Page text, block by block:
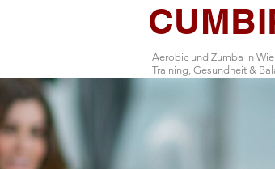
Aerobic und Zumba in
Training, Gesundheit &